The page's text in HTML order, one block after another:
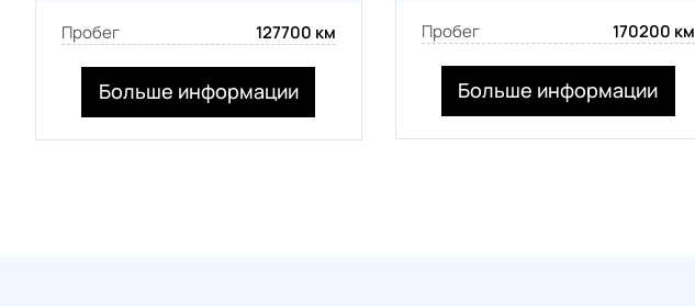
Пробег 127700 км
Больше информации
Пробег 170200 км
Больше информации